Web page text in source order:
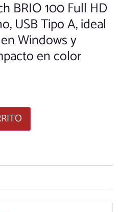
BRIO 100 Full HD
USB Tipo A, ideal
Windows y
en color